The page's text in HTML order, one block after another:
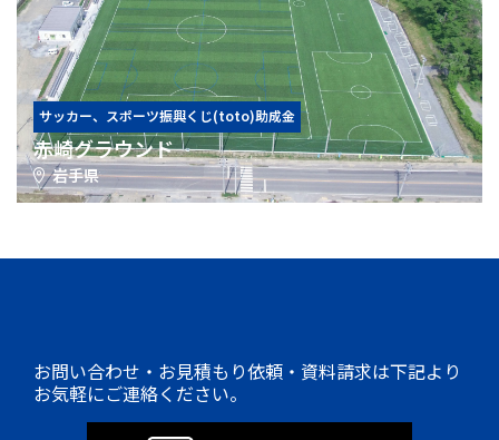
サッカー、スポーツ振興くじ(toto)助成金
赤崎グラウンド
岩手県
お問い合わせ・お見積もり依頼・資料請求は下記より
お気軽にご連絡ください。